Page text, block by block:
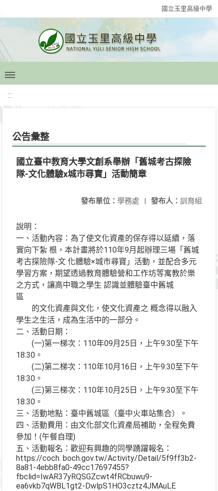
國立玉里高級中學
:::
公告彙整
國立臺中教育大學文創系舉辦「舊城考古探險
隊-文化體驗x城市尋寶」活動簡章
發布人： 訓育組
發布單位： 學務處 |
說明：
一、活動內容：為了使文化資產的保存得以延續，落
實向下紮 根，本計畫將於110年9月起辦理三場「舊城
考古探險隊-文 化體驗×城市尋寶」活動，並配合多元
學習方案，期望透過教育體驗營和工作坊等寓教於樂
之方式，讓高中職之學生 認識並體驗臺中舊城
區
的文化資產與文化，使文化資產之 概念得以融入
學生之生活，成為生活中的一部分。
二、活動日期：
(一)第一梯次：110年09月25日，上午9:30至下午
18:30。
(二)第二梯次：110年10月16日，上午9:30至下午
18:30。
(三)第三梯次：110年10月25日，上午9:30至下午
18:30。
三、活動地點：臺中舊城區（臺中火車站集合）。
四、活動費用：由文化部文化資產局補助，全程免費
參加！(午餐自理)
五、活動報名：歡迎有興趣的同學踴躍報名：
https://coch. boch.gov.tw/Activity/Detail/5f9ff3b2-
8a81-4ebb8fa0-49cc17697455?
fbclid=IwAR37yRQSGZcwt4fRCbuwu9-
ea6vkb7qWBL1gt2-DwlpS1HO3cztz4JMAuLE